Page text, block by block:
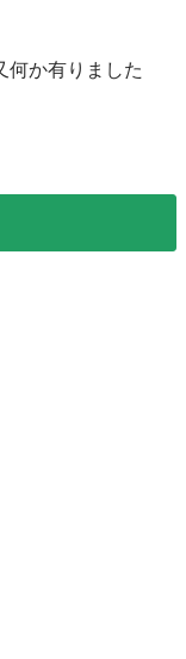
何か有りました